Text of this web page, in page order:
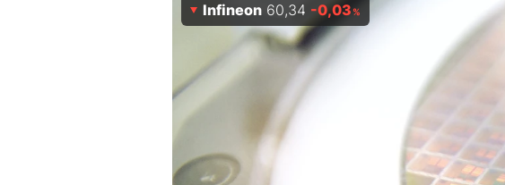
BO-Musterdepots
Mein B:O
Mein Konto
Infineon 60,34 -0,03%